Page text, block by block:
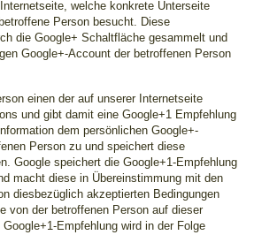
welche konkrete Unterseite
Person besucht. Diese
die Google+ Schaltfläche gesammelt und
Google+-Account der betroffenen Person
einen der auf unserer Internetseite
und gibt damit eine Google+1 Empfehlung
dem persönlichen Google+-
Person zu und speichert diese
Google speichert die Google+1-Empfehlung
macht diese in Übereinstimmung mit den
diesbezüglich akzeptierten Bedingungen
von der betroffenen Person auf dieser
Google+1-Empfehlung wird in der Folge